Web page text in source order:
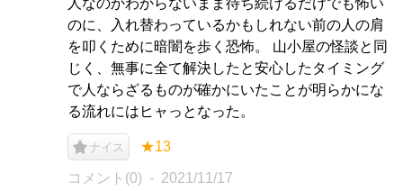
人なのかわからないまま待ち続けるだけでも怖い
のに、入れ替わっているかもしれない前の人の肩
を叩くために暗闇を歩く恐怖。 山小屋の怪談と同
じく、無事に全て解決したと安心したタイミング
で人ならざるものが確かにいたことが明らかにな
る流れにはヒャっとなった。
ナイス ★13
コメント(0) 2021/11/17